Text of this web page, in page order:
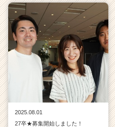
2025.08.01
27卒★募集開始しました！